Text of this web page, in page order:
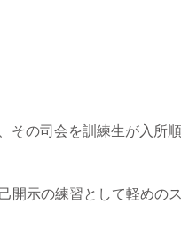
その司会を訓練生が入所
開示の練習として軽めの